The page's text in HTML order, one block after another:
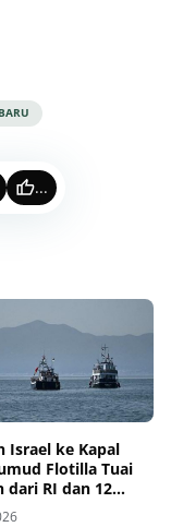
...
Israel ke Kapal
Flotilla Tuai
dari RI dan 12